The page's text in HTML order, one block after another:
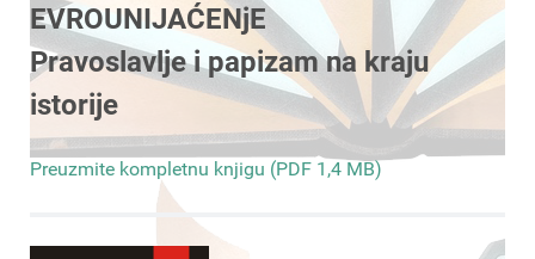
EVROUNIJAĆENjE
Pravoslavlje i papizam na kraju
istorije
Preuzmite kompletnu knjigu (PDF 1,4 MB)